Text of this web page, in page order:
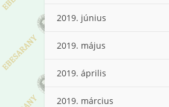
2019. június
2019. május
2019. április
2019. március